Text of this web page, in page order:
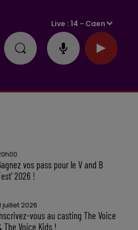
Live :14 - Caen
vos pass pour le V and B
2026 !
juillet 2026
vous au casting The Voice
The Voice Kids !